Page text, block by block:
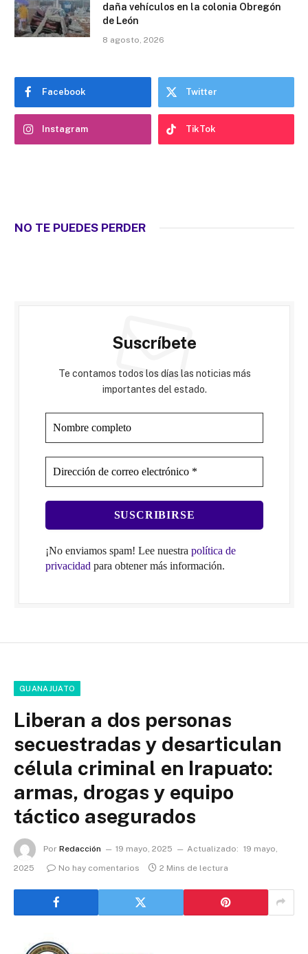
daña vehículos en la colonia Obregón
de León
8 agosto, 2026
Facebook Twitter
Instagram TikTok
NO TE PUEDES PERDER
Suscríbete
Te contamos todos los días las noticias más
importantes del estado.
¡No enviamos spam! Lee nuestra política de
privacidad para obtener más información.
GUANAJUATO
Liberan a dos personas
secuestradas y desarticulan
célula criminal en Irapuato:
armas, drogas y equipo
táctico asegurados
Por Redacción 19 mayo, 2025 Actualizado: 19 mayo,
2025
No hay comentarios 2 Mins de lectura